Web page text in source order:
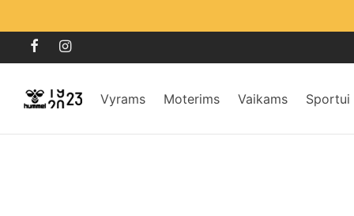
Vyrams Moterims Vaikams Sportui